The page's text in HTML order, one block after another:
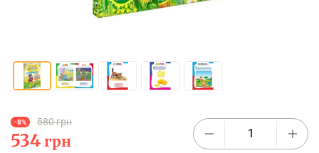
-8% 580 грн
534 грн